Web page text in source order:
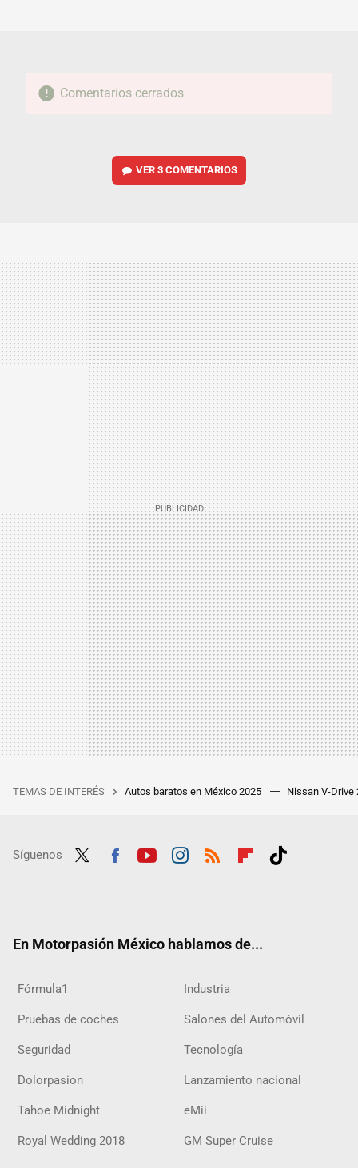
Comentarios cerrados
VER3 COMENTARIOS
TEMAS DE INTERÉS Autos baratos en México 2025 Nissan V-Drive
Síguenos
En Motorpasión México hablamos de...
Fórmula1 Industria
Pruebas de coches Salones del Automóvil
Seguridad Tecnología
Dolorpasion Lanzamiento nacional
Tahoe Midnight eMii
Royal Wedding 2018 GM Super Cruise